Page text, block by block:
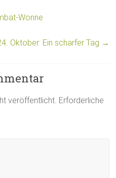
Wonne
Oktober: Ein scharfer Tag →
veröffentlicht. Erforderliche